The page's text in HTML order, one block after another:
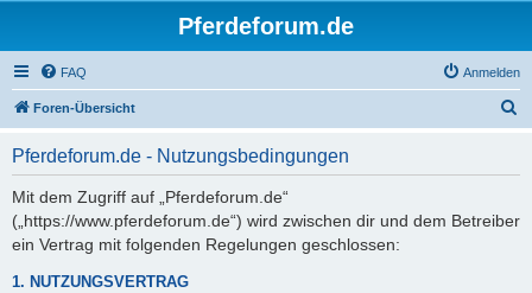
Pferdeforum.de
FAQ Anmelden
Foren-Übersicht
e
Pferdeforum.de - Nutzungsbedingungen
Mit dem Zugriff auf „Pferdeforum.de“
(„https://www.pferdeforum.de“) wird zwischen dir und dem Betreiber
ein Vertrag mit folgenden Regelungen geschlossen:
1. NUTZUNGSVERTRAG